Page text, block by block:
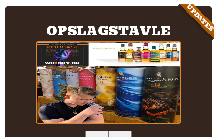
UPDATES
OPSLAGSTAVLE